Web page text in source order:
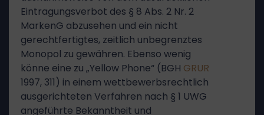
Eintragungsverbot des § 8 Abs. 2 Nr. 2
MarkenG abzusehen und ein nicht
gerechtfertigtes, zeitlich unbegrenztes
Monopol zu gewähren. Ebenso wenig
könne eine zu „Yellow Phone“ (BGH GRUR
1997, 311) in einem wettbewerbsrechtlich
ausgerichteten Verfahren nach § 1 UWG
angeführte Bekanntheit und